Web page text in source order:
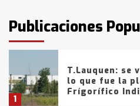
Publicaciones
fueron
tarde del
1
T.Lauquen: se
lo que fue la
Frígorífico